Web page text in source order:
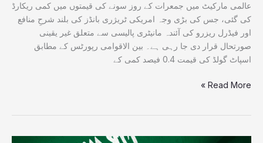
عالمی مارکیٹ میں جمعرات کے روز سونے کی قیمتوں میں کمی ریکارڈ
کی گئی، جس کی بڑی وجہ امریکی ٹریژری بانڈز کی بلند شرحِ منافع
اور فیڈرل ریزرو کی آئندہ مانیٹری پالیسی سے متعلق غیر یقینی
صورتحال قرار دی جا رہی ہے۔ بین الاقوامی رپورٹس کے مطابق
اسپاٹ گولڈ کی قیمت 0.4 فیصد کمی کے
Read More »